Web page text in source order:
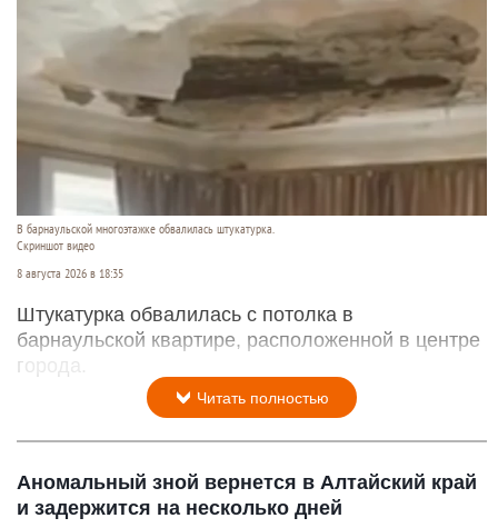
В барнаульской многоэтажке обвалилась штукатурка.
Скриншот видео
8 августа 2026 в 18:35
Штукатурка обвалилась с потолка в
барнаульской квартире, расположенной в центре
города.
Читать полностью
Аномальный зной вернется в Алтайский край
и задержится на несколько дней